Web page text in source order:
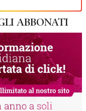
ABBONATI